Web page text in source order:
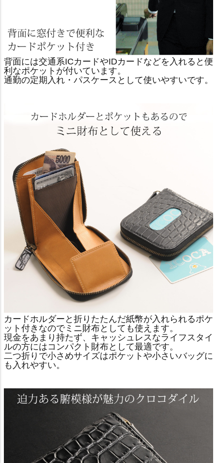
背面には交通系ICカードやIDカードなどを入れると便
利なポケットが付いています。
通勤の定期入れ・パスケースとして使いやすいです。
カードホルダーと折りたたんだ紙幣が入れられるポケ
ット付きなのでミニ財布としても使えます。
現金をあまり持たず、キャッシュレスなライフスタイ
ルの方にはコンパクト財布として最適です。
二つ折りで小さめサイズはポケットや小さいバッグに
も入れやすい。